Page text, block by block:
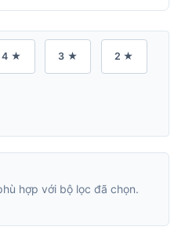
4 ★ 3 ★ 2 ★
hợp với bộ lọc đã chọn.